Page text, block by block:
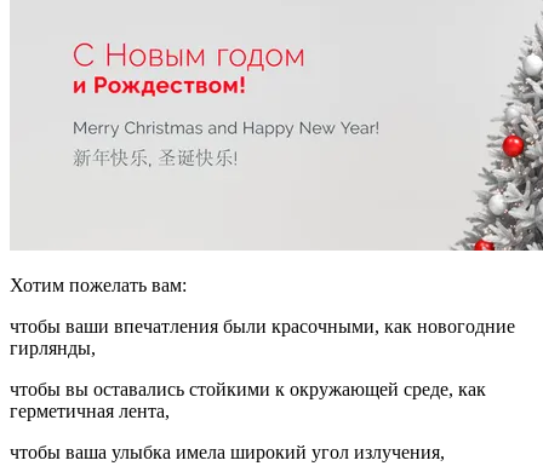
Хотим пожелать вам:
чтобы ваши впечатления были красочными, как новогодние
гирлянды,
чтобы вы оставались стойкими к окружающей среде, как
герметичная лента,
чтобы ваша улыбка имела широкий угол излучения,